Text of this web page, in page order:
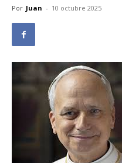
Por Juan - 10 octubre 2025